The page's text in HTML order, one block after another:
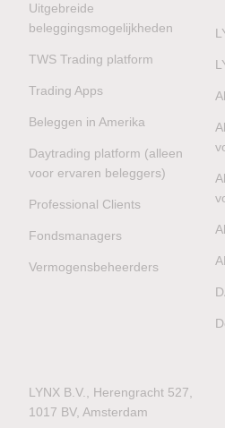
Uitgebreide
beleggingsmogelijkheden
TWS Trading platform
Trading Apps
Beleggen in Amerika
Daytrading platform (alleen
voor ervaren beleggers)
Professional Clients
Fondsmanagers
Vermogensbeheerders
LYNX B.V., Herengracht 527,
1017 BV, Amsterdam